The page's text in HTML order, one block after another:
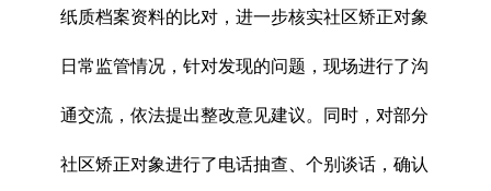
纸质档案资料的比对，进一步核实社区矫正对象
日常监管情况，针对发现的问题，现场进行了沟
通交流，依法提出整改意见建议。同时，对部分
社区矫正对象进行了电话抽查、个别谈话，确认